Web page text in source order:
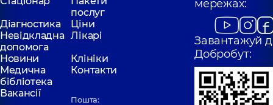
послуг
Діагностика
Ціни
Невідкладна
допомога
Лікарі
Новини
Клініки
Медична
бібліотека
Контакти
Вакансії
Пошта:
мережах:
Завантажуй
Добробут: